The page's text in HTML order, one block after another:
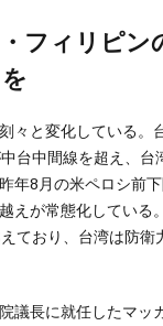
々と変化している。
台中間線を超え、台
年8月の米ペロシ前
えが常態化している
ており、台湾は防衛
議長に就任したマッ